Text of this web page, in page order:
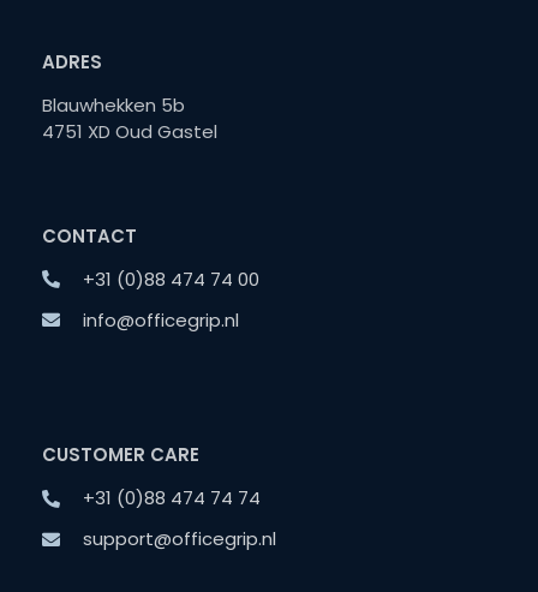
ADRES
Blauwhekken 5b
4751 XD Oud Gastel
CONTACT
+31 (0)88 474 74 00
info@officegrip.nl
CUSTOMER CARE
+31 (0)88 474 74 74
support@officegrip.nl